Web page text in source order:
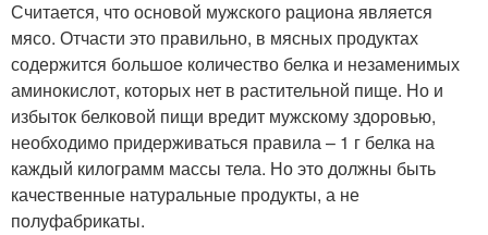
Считается, что основой мужского рациона является
мясо. Отчасти это правильно, в мясных продуктах
содержится большое количество белка и незаменимых
аминокислот, которых нет в растительной пище. Но и
избыток белковой пищи вредит мужскому здоровью,
необходимо придерживаться правила – 1 г белка на
каждый килограмм массы тела. Но это должны быть
качественные натуральные продукты, а не
полуфабрикаты.